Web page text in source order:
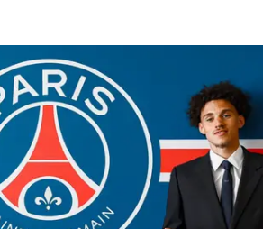
საათებში ახალ, 6-წლიან
ხელს. მიუხედავად იმისა, რომ
საკმაოდ სოლიდურ კონტრაქტს